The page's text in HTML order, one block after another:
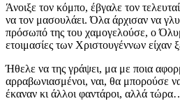
Άνοιξε τον κόμπο, έβγαλε τον
να τον μασουλάει. Όλα άρχισαν να
πρόσωπό της του χαμογελούσε, ο
ετοιμασίες των Χριστουγέννων είχαν
Ήθελε να της γράψει, μα με ποια
αρραβωνιασμένοι, ναι, θα μπορούσε
έκαναν κι άλλοι φαντάροι, αλλά